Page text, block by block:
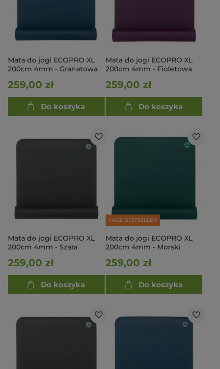
Mata do jogi ECOPRO XL
200cm 4mm - Granatowa
259,00 zł
Do koszyka
Mata do jogi ECOPRO XL
200cm 4mm - Fioletowa
259,00 zł
Do koszyka
Mata do jogi ECOPRO XL
200cm 4mm - Szara
259,00 zł
Do koszyka
NASZ BESTSELLER
Mata do jogi ECOPRO XL
200cm 4mm - Morski
259,00 zł
Do koszyka